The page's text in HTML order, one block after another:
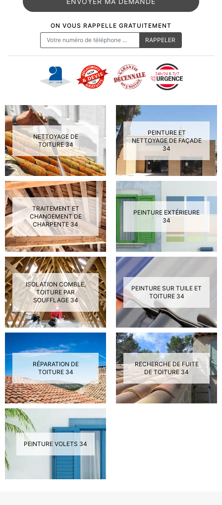
ON VOUS RAPPELLE GRATUITEMENT
NETTOYAGE DE
TOITURE 34
PEINTURE ET
NETTOYAGE DE FAÇADE
34
TRAITEMENT ET
CHANGEMENT DE
CHARPENTE 34
PEINTURE EXTÉRIEURE
34
ISOLATION COMBLE,
TOITURE PAR
SOUFFLAGE 34
PEINTURE SUR TUILE ET
TOITURE 34
RÉPARATION DE
TOITURE 34
RECHERCHE DE FUITE
DE TOITURE 34
PEINTURE VOLETS 34